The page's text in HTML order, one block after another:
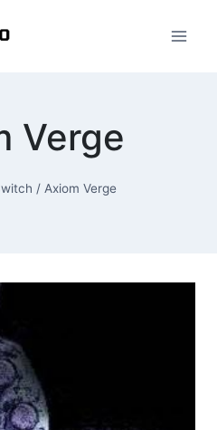
Verge
/ Axiom Verge